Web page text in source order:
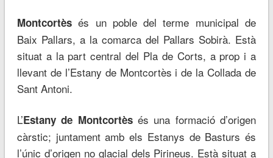
Montcortèsés un poble del terme municipal de
Baix Pallars, a la comarca del Pallars Sobirà. Està
situat a la part central del Pla de Corts, a prop i a
llevant de l’Estany de Montcortès i de la Collada de
Sant Antoni.
L’Estany de Montcortèsés una formació d’origen
càrstic; juntament amb els Estanys de Basturs és
l’únic d’origen no glacial dels Pirineus. Està situat a